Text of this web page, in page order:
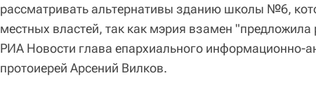
рассматривать альтернативы зданию школы №6,
местных властей, так как мэрия взамен
РИА Новости глава епархиального информационно-
протоиерей Арсений Вилков.